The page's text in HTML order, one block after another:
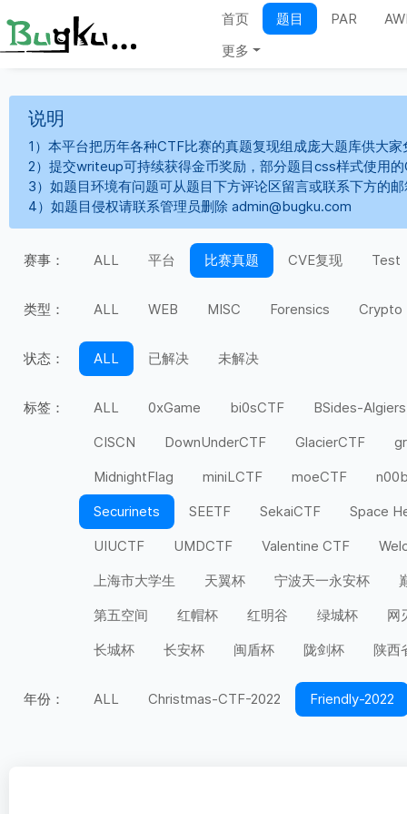
首页 题目 PAR
更多
说明
1）本平台把历年各种CTF比赛的真题复现组成庞大题库供大
2）提交writeup可持续获得金币奖励，部分题目css样式使用
3）如题目环境有问题可从题目下方评论区留言或联系下方的
4）如题目侵权请联系管理员删除 admin@bugku.com
赛事： ALL 平台 比赛真题 CVE复现 Test
类型： ALL WEB MISC Forensics Crypto
状态： ALL 已解决 未解决
标签： ALL 0xGame bi0sCTF
BSides-Algiers
CISCN
DownUnderCTF GlacierCTF
MidnightFlag
miniLCTF moeCTF
Securinets
SEETF SekaiCTF
Space
UIUCTF
UMDCTF Valentine CTF
上海市大学生
天翼杯 宁波天一永安杯
第五空间
红帽杯 红明谷 绿城杯
网
长城杯
长安杯 闽盾杯 陇剑杯 陕西
年份： ALL Christmas-CTF-2022 Friendly-2022